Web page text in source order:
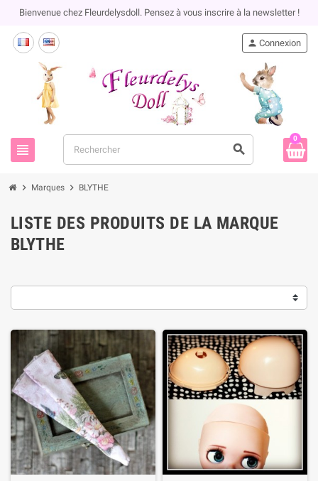
Bienvenue chez Fleurdelysdoll. Pensez à vous inscrire à la newsletter !
view_headline search
person Connexion
0
chevron_right Marques chevron_right BLYTHE
LISTE DES PRODUITS DE LA MARQUE
BLYTHE